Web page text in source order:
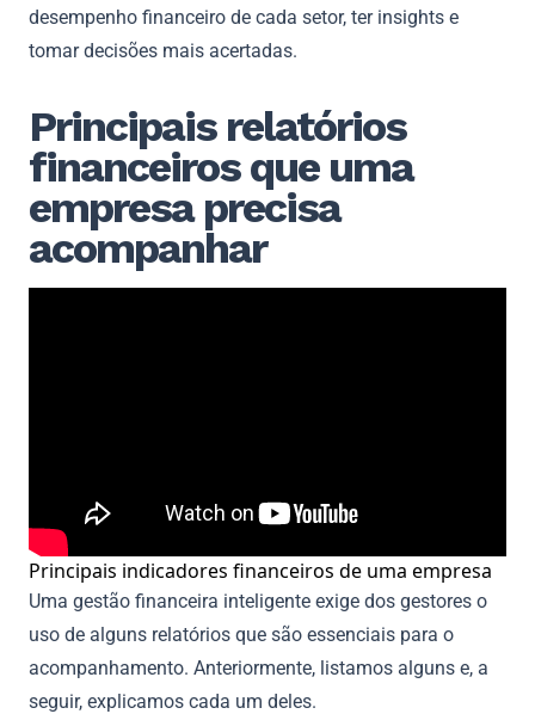
desempenho financeiro de cada setor, ter insights e
tomar decisões mais acertadas.
Principais relatórios
financeiros que uma
empresa precisa
acompanhar
Principais indicadores financeiros de uma empresa
Uma gestão financeira inteligente exige dos gestores o
uso de alguns relatórios que são essenciais para o
acompanhamento. Anteriormente, listamos alguns e, a
seguir, explicamos cada um deles.